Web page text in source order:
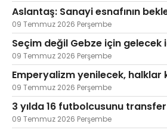
Aslantaş: Sanayi esnafının
09 Temmuz 2026 Perşembe
Seçim değil Gebze için gelecek
09 Temmuz 2026 Perşembe
Emperyalizm yenilecek, halklar
09 Temmuz 2026 Perşembe
3 yılda 16 futbolcusunu
09 Temmuz 2026 Perşembe